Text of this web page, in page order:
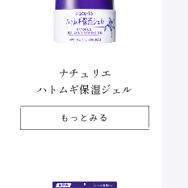
ナチュリエ
ハトムギ保湿ジェル
もっとみる